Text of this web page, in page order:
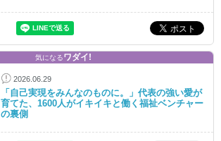
気になるワダイ!
2026.06.29
「自己実現をみんなのものに。」代表の強い愛が
育てた、1600人がイキイキと働く福祉ベンチャー
の裏側